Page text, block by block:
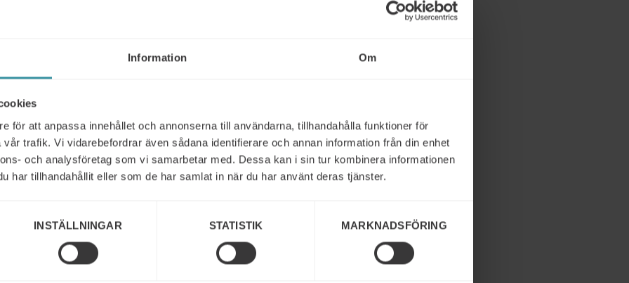
Information Om
för att anpassa innehållet och annonserna till användarna, tillhandahålla funktioner för
trafik. Vi vidarebefordrar även sådana identifierare och annan information från din enhet
och analysföretag som vi samarbetar med. Dessa kan i sin tur kombinera informationen
har tillhandahållit eller som de har samlat in när du har använt deras tjänster.
INSTÄLLNINGAR STATISTIK MARKNADSFÖRING
till?
som vill utveckla sin försäljning
istället för att bara sälja en
värdeområden!